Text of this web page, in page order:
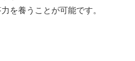
を養うことが可能です。